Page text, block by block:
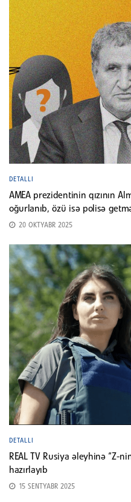
DETALLI
AMEA prezidentinin qızının
oğurlanıb, özü isə polisə
20 OKTYABR 2025
DETALLI
REAL TV Rusiya əleyhinə “Z-
hazırlayıb
15 SENTYABR 2025